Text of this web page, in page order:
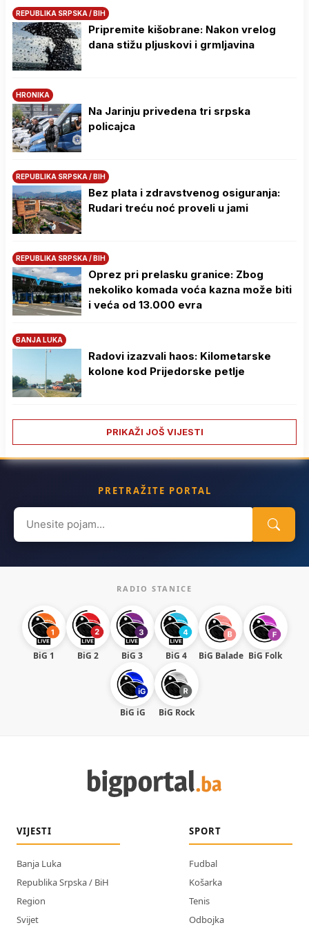
REPUBLIKA SRPSKA / BIH
Pripremite kišobrane: Nakon vrelog
dana stižu pljuskovi i grmljavina
HRONIKA
Na Јarinju privedena tri srpska
policajca
REPUBLIKA SRPSKA / BIH
Bez plata i zdravstvenog osiguranja:
Rudari treću noć proveli u jami
REPUBLIKA SRPSKA / BIH
Oprez pri prelasku granice: Zbog
nekoliko komada voća kazna može biti
i veća od 13.000 evra
BANJA LUKA
Radovi izazvali haos: Kilometarske
kolone kod Prijedorske petlje
PRIKAŽI JOŠ VIJESTI
PRETRAŽITE PORTAL
Search
for:
RADIO STANICE
BiG 1 BiG 2 BiG 3 BiG 4 BiG Balade BiG Folk
BiG iG BiG Rock
VIJESTI
Banja Luka
Republika Srpska / BiH
Region
Svijet
SPORT
Fudbal
Košarka
Tenis
Odbojka